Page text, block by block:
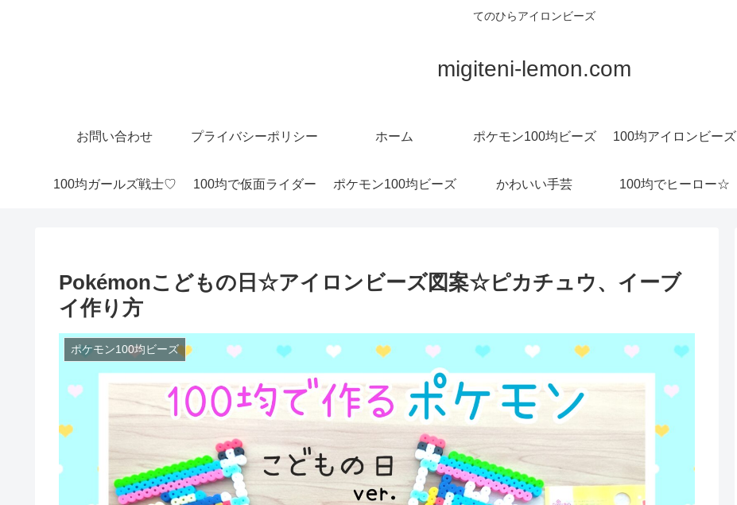
てのひらアイロンビーズ
migiteni-lemon.com
お問い合わせ プライバシーポリシー ホーム ポケモン100均ビーズ 100均アイロンビーズ
100均ガールズ戦士♡ 100均で仮面ライダー ポケモン100均ビーズ かわいい手芸 100均でヒーロー☆
Pokémonこどもの日☆アイロンビーズ図案☆ピカチュウ、イーブ
イ作り方
ポケモン100均ビーズ